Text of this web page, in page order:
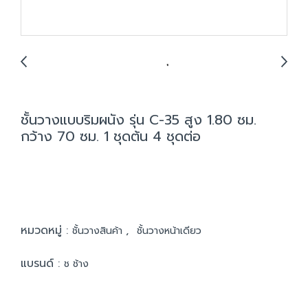
ชั้นวางแบบริมผนัง รุ่น C-35 สูง 1.80 ซม.
กว้าง 70 ซม. 1 ชุดต้น 4 ชุดต่อ
หมวดหมู่ : ชั้นวางสินค้า , ชั้นวางหน้าเดียว
แบรนด์ : ช ช้าง